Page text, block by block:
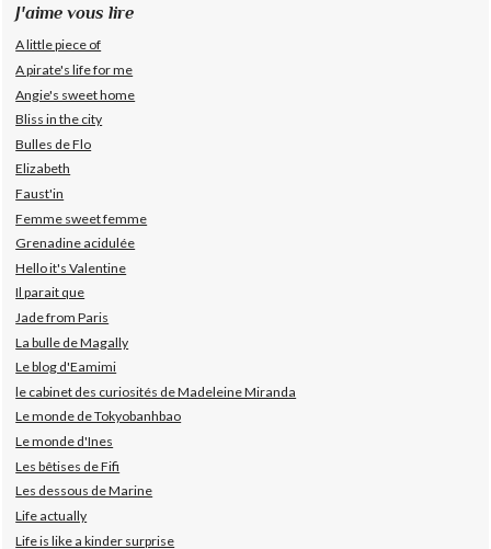
J'aime vous lire
A little piece of
A pirate's life for me
Angie's sweet home
Bliss in the city
Bulles de Flo
Elizabeth
Faust'in
Femme sweet femme
Grenadine acidulée
Hello it's Valentine
Il parait que
Jade from Paris
La bulle de Magally
Le blog d'Eamimi
le cabinet des curiosités de Madeleine Miranda
Le monde de Tokyobanhbao
Le monde d'Ines
Les bêtises de Fifi
Les dessous de Marine
Life actually
Life is like a kinder surprise